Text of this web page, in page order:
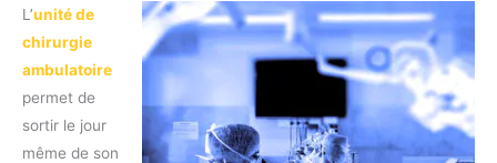
L’unité de
chirurgie
ambulatoire
permet de
sortir le jour
même de son